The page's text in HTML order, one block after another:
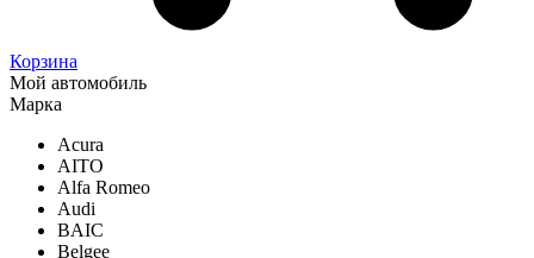
Корзина
Мой автомобиль
Марка
Acura
AITO
Alfa Romeo
Audi
BAIC
Belgee